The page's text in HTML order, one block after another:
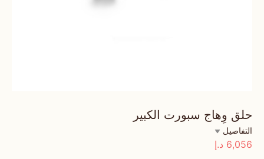
حلق وِهاج سبورت الكبير
التفاصيل
6,056 د.إ